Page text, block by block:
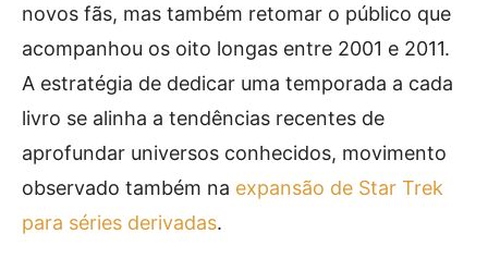
novos fãs, mas também retomar o público que
acompanhou os oito longas entre 2001 e 2011.
A estratégia de dedicar uma temporada a cada
livro se alinha a tendências recentes de
aprofundar universos conhecidos, movimento
observado também na expansão de Star Trek
para séries derivadas.